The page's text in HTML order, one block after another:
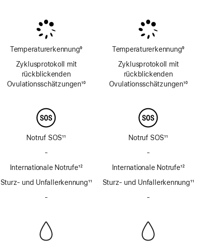
Temperaturerkennung9
Zyklusprotokoll mit
rückblickenden
Ovulations­schätzungen10
Notruf SOS11
-
SOS
über
Internationale Notrufe12
Sturz- und Unfallerkennung11
-
Temperaturerkennung9
Zyklusprotokoll mit
rückblickenden
Ovulations­schätzungen10
Notruf SOS11
-
SOS
über
Internationale Notrufe12
Sturz- und Unfallerkennung11
-